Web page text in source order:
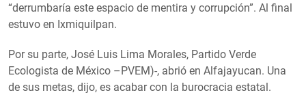
“derrumbaría este espacio de mentira y corrupción”. Al final
estuvo en Ixmiquilpan.
Por su parte, José Luis Lima Morales, Partido Verde
Ecologista de México –PVEM)-, abrió en Alfajayucan. Una
de sus metas, dijo, es acabar con la burocracia estatal.